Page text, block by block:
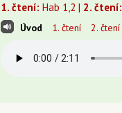
1. čtení: Hab 1,2 | 2. čtení:
Úvod 1. čtení 2. čtení